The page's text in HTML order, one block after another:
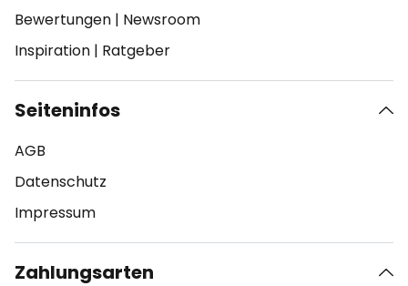
Bewertungen | Newsroom
Inspiration | Ratgeber
Seiteninfos
AGB
Datenschutz
Impressum
Zahlungsarten